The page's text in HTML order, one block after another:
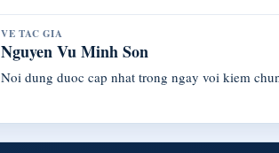
VE TAC GIA
Nguyen Vu Minh Son
Noi dung duoc cap nhat trong ngay voi kiem